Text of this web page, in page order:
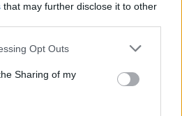
that may further disclose it to other
Opt Outs
Sharing of my
της Venerate
στο Fuzz Club σε μια
Industries και μια ευκαιρία